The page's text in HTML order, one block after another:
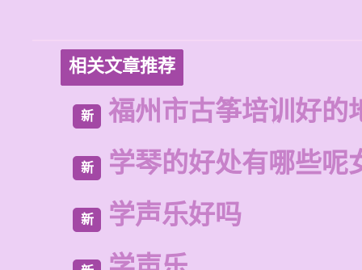
相关文章推荐
新 福州市古筝培训好的
新 学琴的好处有哪些呢
新 学声乐好吗